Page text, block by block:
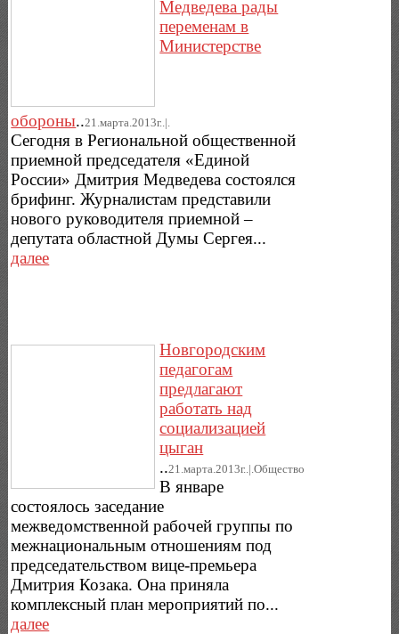
Медведева рады
переменам в
Министерстве
обороны..21.марта.2013г..|.
Сегодня в Региональной общественной
приемной председателя «Единой
России» Дмитрия Медведева состоялся
брифинг. Журналистам представили
нового руководителя приемной –
депутата областной Думы Сергея...
далее
Новгородским
педагогам
предлагают
работать над
социализацией
цыган
..21.марта.2013г..|.Общество
В январе
состоялось заседание
межведомственной рабочей группы по
межнациональным отношениям под
председательством вице-премьера
Дмитрия Козака. Она приняла
комплексный план мероприятий по...
далее